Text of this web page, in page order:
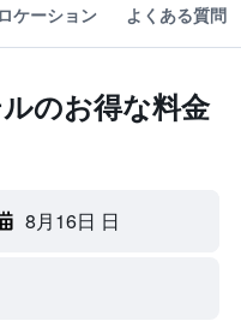
ロケーション よくある質問
のお得な料金
8月16日 日